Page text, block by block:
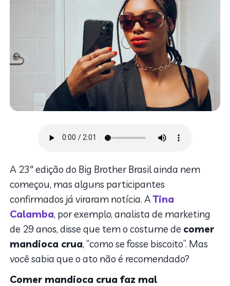
A 23ª edição do Big Brother Brasil ainda nem
começou, mas alguns participantes
confirmados já viraram notícia. ATina
Calamba, por exemplo, analista de marketing
de 29 anos, disse que tem o costume de comer
mandioca crua, “como se fosse biscoito”. Mas
você sabia que o ato não é recomendado?
Comer mandioca crua faz mal